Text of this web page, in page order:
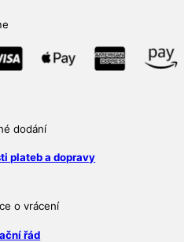
dodání
plateb a dopravy
o vrácení
řád